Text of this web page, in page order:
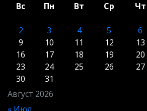
Август 2026
Вс Пн Вт Ср Чт
2
3 4 5 6
9
10 11 12 13
16
17 18 19 20
23
24 25 26 27
30
31